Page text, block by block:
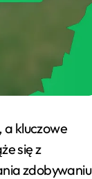
a kluczowe
się z
zdobywaniu